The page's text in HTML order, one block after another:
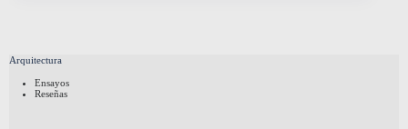
Arquitectura
Ensayos
Reseñas